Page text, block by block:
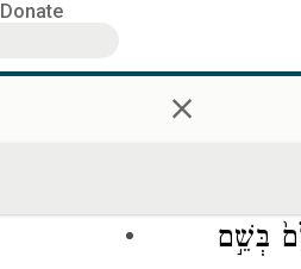
Donate
×
Wem denn
בְּשֵׁ֣ם